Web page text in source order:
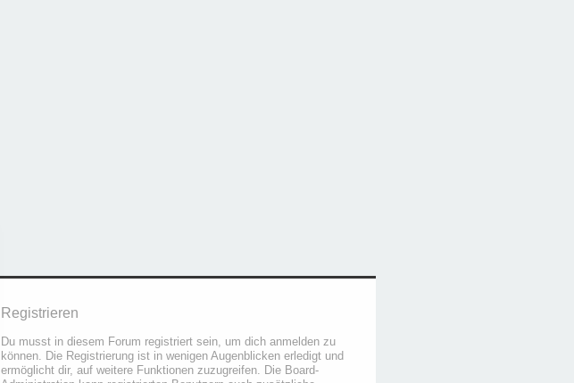
Registrieren
Du musst in diesem Forum registriert sein, um dich anmelden zu
können. Die Registrierung ist in wenigen Augenblicken erledigt und
ermöglicht dir, auf weitere Funktionen zuzugreifen. Die Board-